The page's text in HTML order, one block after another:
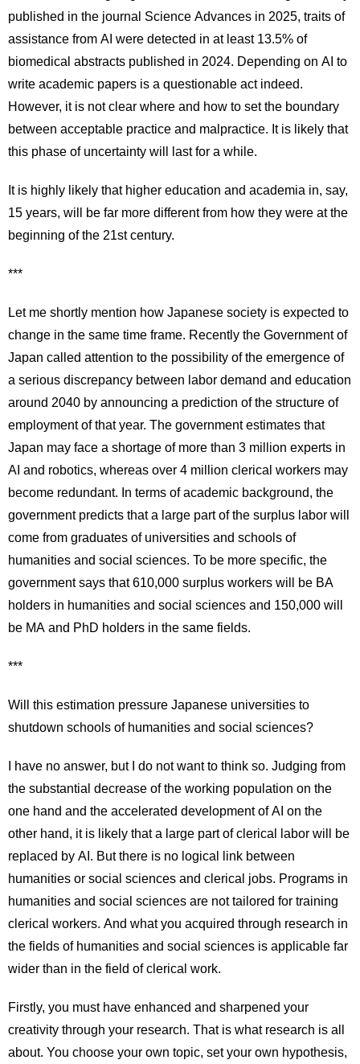
published in the journal Science Advances in 2025, traits of
assistance from AI were detected in at least 13.5% of
biomedical abstracts published in 2024. Depending on AI to
write academic papers is a questionable act indeed.
However, it is not clear where and how to set the boundary
between acceptable practice and malpractice. It is likely that
this phase of uncertainty will last for a while.
It is highly likely that higher education and academia in, say,
15 years, will be far more different from how they were at the
beginning of the 21st century.
***
Let me shortly mention how Japanese society is expected to
change in the same time frame. Recently the Government of
Japan called attention to the possibility of the emergence of
a serious discrepancy between labor demand and education
around 2040 by announcing a prediction of the structure of
employment of that year. The government estimates that
Japan may face a shortage of more than 3 million experts in
AI and robotics, whereas over 4 million clerical workers may
become redundant. In terms of academic background, the
government predicts that a large part of the surplus labor will
come from graduates of universities and schools of
humanities and social sciences. To be more specific, the
government says that 610,000 surplus workers will be BA
holders in humanities and social sciences and 150,000 will
be MA and PhD holders in the same fields.
***
Will this estimation pressure Japanese universities to
shutdown schools of humanities and social sciences?
I have no answer, but I do not want to think so. Judging from
the substantial decrease of the working population on the
one hand and the accelerated development of AI on the
other hand, it is likely that a large part of clerical labor will be
replaced by AI. But there is no logical link between
humanities or social sciences and clerical jobs. Programs in
humanities and social sciences are not tailored for training
clerical workers. And what you acquired through research in
the fields of humanities and social sciences is applicable far
wider than in the field of clerical work.
Firstly, you must have enhanced and sharpened your
creativity through your research. That is what research is all
about. You choose your own topic, set your own hypothesis,